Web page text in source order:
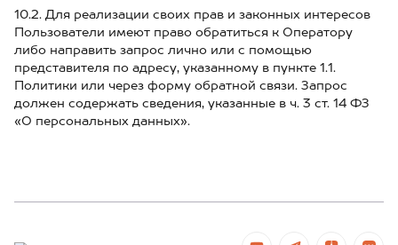
10.2. Для реализации своих прав и законных интересов
Пользователи имеют право обратиться к Оператору
либо направить запрос лично или с помощью
представителя по адресу, указанному в пункте 1.1.
Политики или через форму обратной связи. Запрос
должен содержать сведения, указанные в ч. 3 ст. 14 ФЗ
«О персональных данных».